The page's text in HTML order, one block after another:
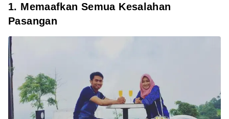
1. Memaafkan Semua Kesalahan
Pasangan